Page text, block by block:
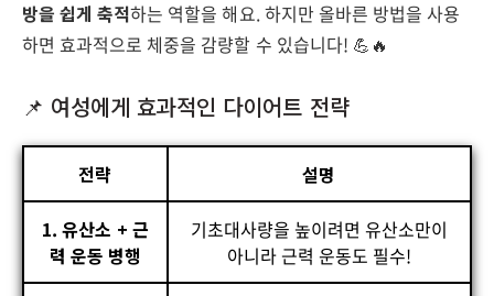
방을 쉽게 축적하는 역할을 해요. 하지만 올바른 방법을 사용
하면 효과적으로 체중을 감량할 수 있습니다! 💪🔥
📌 여성에게 효과적인 다이어트 전략
전략 설명
1. 유산소 + 근
력 운동 병행
기초대사량을 높이려면 유산소만이
아니라 근력 운동도 필수!